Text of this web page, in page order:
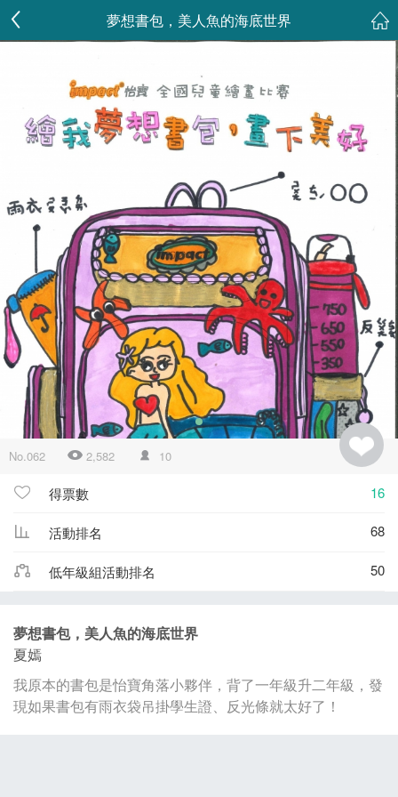
夢想書包，美人魚的海底世界
No.062 2,582 10
得票數 16
活動排名 68
低年級組活動排名 50
夢想書包，美人魚的海底世界
夏嫣
我原本的書包是怡寶角落小夥伴，背了一年級升二年級，發
現如果書包有雨衣袋吊掛學生證、反光條就太好了！